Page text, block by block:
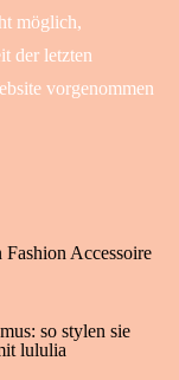
möglich,
der letzten
vorgenommen
Accessoire
so stylen sie
lululia